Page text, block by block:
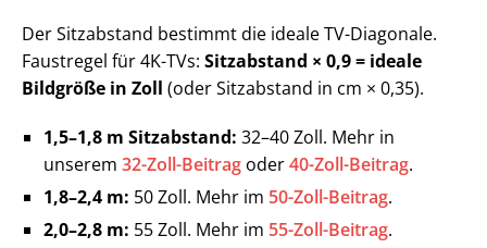
Der Sitzabstand bestimmt die ideale TV-Diagonale.
Faustregel für 4K-TVs: Sitzabstand × 0,9 = ideale
Bildgröße in Zoll (oder Sitzabstand in cm × 0,35).
1,5–1,8 m Sitzabstand: 32–40 Zoll. Mehr in
unserem 32-Zoll-Beitrag oder40-Zoll-Beitrag.
1,8–2,4 m: 50 Zoll. Mehr im 50-Zoll-Beitrag.
2,0–2,8 m: 55 Zoll. Mehr im 55-Zoll-Beitrag.